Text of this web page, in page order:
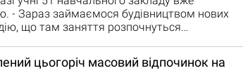
- Зараз займаємося будівництвом нових
що там заняття розпочнуться…
цьогоріч масовий відпочинок на